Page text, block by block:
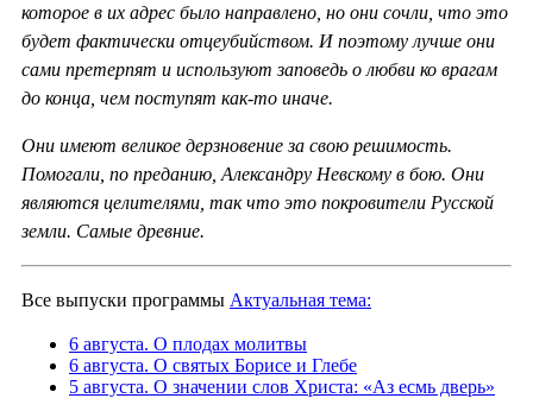
которое в их адрес было направлено, но они сочли, что это
будет фактически отцеубийством. И поэтому лучше они
сами претерпят и используют заповедь о любви ко врагам
до конца, чем поступят как-то иначе.
Они имеют великое дерзновение за свою решимость.
Помогали, по преданию, Александру Невскому в бою. Они
являются целителями, так что это покровители Русской
земли. Самые древние.
Все выпуски программы Актуальная тема:
6 августа. О плодах молитвы
6 августа. О святых Борисе и Глебе
5 августа. О значении слов Христа: «Аз есмь дверь»